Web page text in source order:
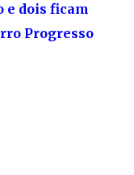
e dois ficam
Progresso